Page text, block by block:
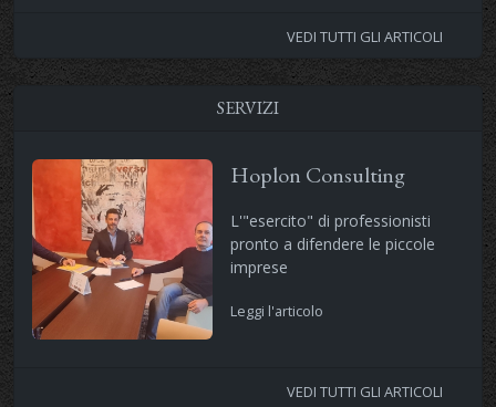
VEDI TUTTI GLI ARTICOLI
SERVIZI
Hoplon Consulting
L'"esercito" di professionisti
pronto a difendere le piccole
imprese
Leggi l'articolo
VEDI TUTTI GLI ARTICOLI